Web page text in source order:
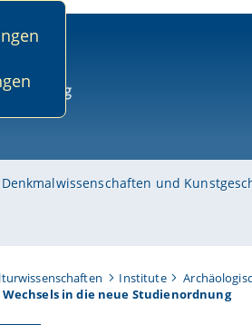
und
Institute
in die neue Studienordnung